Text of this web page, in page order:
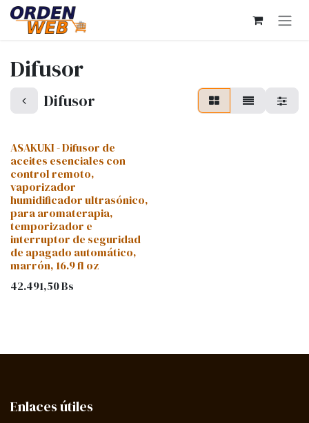
Ir al contenido
Difusor
Difusor
ASAKUKI - Difusor de
aceites esenciales con
control remoto,
vaporizador
humidificador ultrasónico,
para aromaterapia,
temporizador e
interruptor de seguridad
de apagado automático,
marrón, 16.9 fl oz
42.491,50Bs
Enlaces útiles